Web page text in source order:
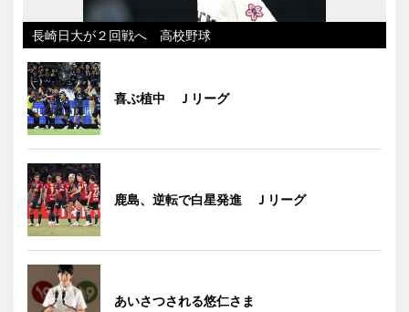
長崎日大が２回戦へ 高校野球
喜ぶ植中 Ｊリーグ
鹿島、逆転で白星発進 Ｊリーグ
あいさつされる悠仁さま